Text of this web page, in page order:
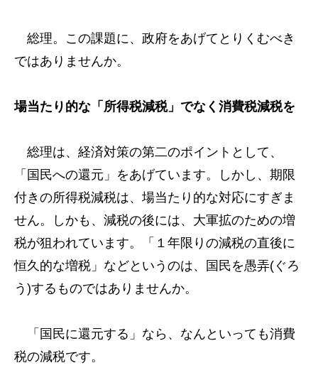
総理。この課題に、政府をあげてとりくむべき
ではありませんか。
場当たり的な「所得税減税」でなく消費税減税を
総理は、経済対策の第二のポイントとして、
「国民への還元」をあげています。しかし、期限
付きの所得税減税は、場当たり的な対応にすぎま
せん。しかも、減税の後には、大軍拡のための増
税が狙われています。「１年限りの減税の直後に
恒久的な増税」などというのは、国民を愚弄(ぐろ
う)するものではありませんか。
「国民に還元する」なら、なんといっても消費
税の減税です。